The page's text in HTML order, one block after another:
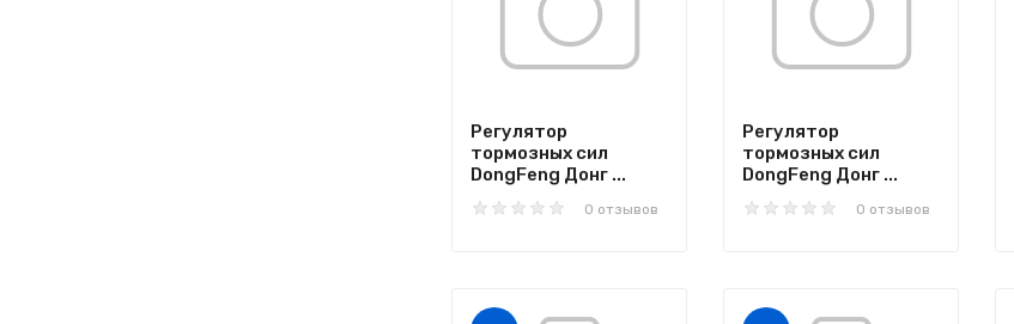
Регулятор
тормозных сил
DongFeng Донг ...
0 отзывов
Регулятор
тормозных сил
DongFeng Донг ...
0 отзывов